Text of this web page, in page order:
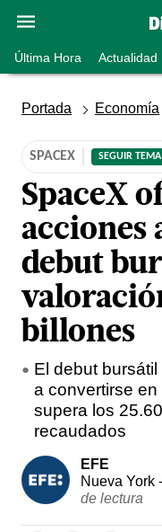
Última Hora Actualidad
Portada Economía
SPACEX SEGUIR
SpaceX
acciones
debut
billones
El debut
a convertirse
supera los
recaudados
EFE
Nueva York
de lectura